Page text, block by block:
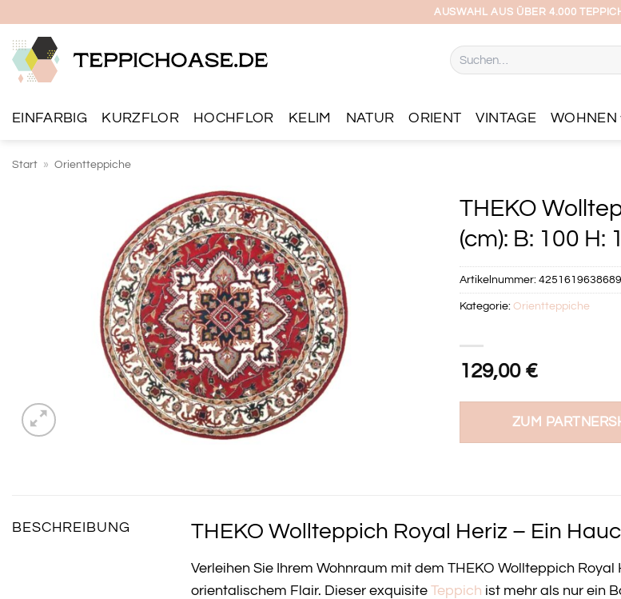
springen
AUSWAHL AUS ÜBER 4.000
Suchen
nach:
EINFARBIG KURZFLOR HOCHFLOR KELIM NATUR ORIENT VINTAGE WOHNEN
Start » Orientteppiche
THEKO
(cm): B: 100 H:
129,00 €
ZUM
Artikelnummer: 4251619638689
Kategorie: Orientteppiche
BESCHREIBUNG THEKO Wollteppich Royal Heriz – Ein
Verleihen Sie Ihrem Wohnraum mit dem THEKO Wollteppich Royal
orientalischem Flair. Dieser exquisite Teppich ist mehr als nur ein